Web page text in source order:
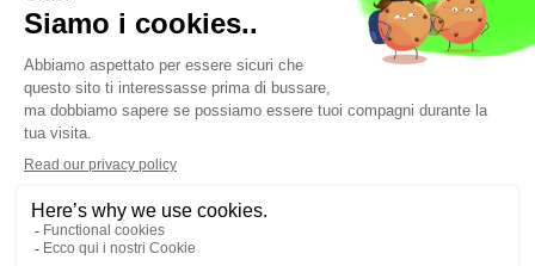
Contatti
Informativa Privacy
Modalità di Spedizione
e Ritiro
Valli di Chioggia (VE)
info@farmaciaiaccheri.it
04025840275 | Numero R.E.A.: VE-358876